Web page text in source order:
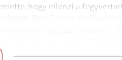
hogy ellenzi a